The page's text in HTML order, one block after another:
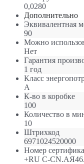
0,0280
Дополнительно
Эквивалентная
90
Можно
Нет
Гарантия
1 год
Класс
A
К-во в коробке
100
Количество в
10
Штрихкод
6971024520000
Номер
+RU C-